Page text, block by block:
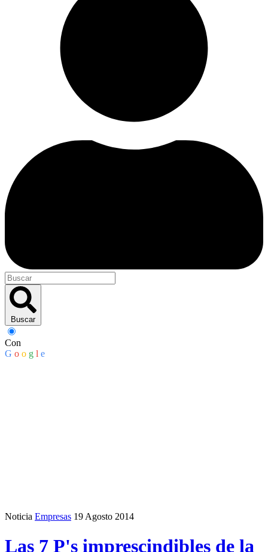
Buscar
Con
G o o g l e
Noticia Empresas 19 Agosto 2014
Las 7 P's imprescindibles de la